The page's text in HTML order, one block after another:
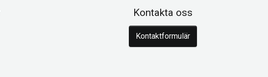
Kontakta oss
Kontaktformulär